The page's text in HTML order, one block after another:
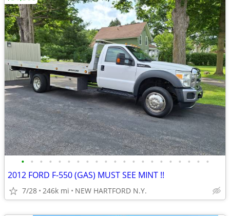
• • • • • • • • • • • • • • • • • • • • •
2012 FORD F-550 (GAS) MUST SEE MINT !!
7/28 246k mi NEW HARTFORD N.Y.